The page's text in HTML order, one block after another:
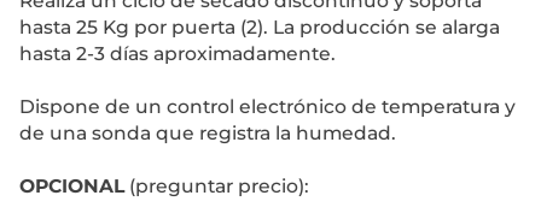
hasta 25 Kg por puerta (2). La producción se alarga
hasta 2-3 días aproximadamente.
Dispone de un control electrónico de temperatura y
de una sonda que registra la humedad.
OPCIONAL(preguntar precio):